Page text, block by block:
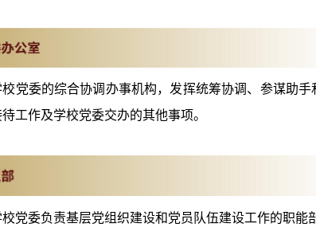
校党委的综合协调办事机构，发挥统筹协调、参谋助
工作及学校党委交办的其他事项。
校党委负责基层党组织建设和党员队伍建设工作的职